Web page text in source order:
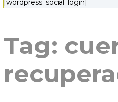
[wordpress_social_login]
Tag: